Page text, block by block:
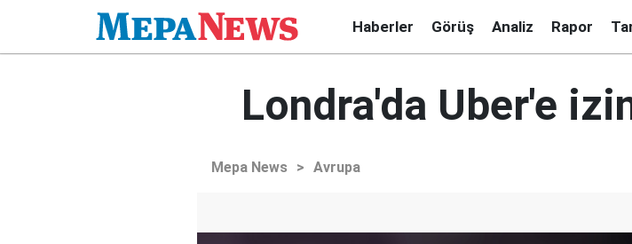
Haberler Görüş Analiz Rapor
Londra'da Uber'e
Mepa News > Avrupa